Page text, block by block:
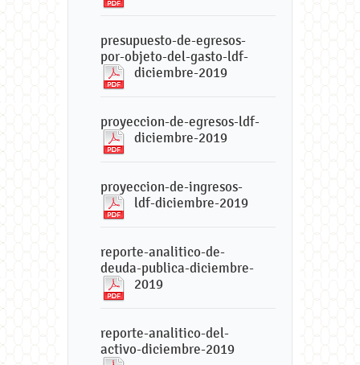
presupuesto-de-egresos-
por-objeto-del-gasto-ldf-
diciembre-2019
proyeccion-de-egresos-ldf-
diciembre-2019
proyeccion-de-ingresos-
ldf-diciembre-2019
reporte-analitico-de-
deuda-publica-diciembre-
2019
reporte-analitico-del-
activo-diciembre-2019